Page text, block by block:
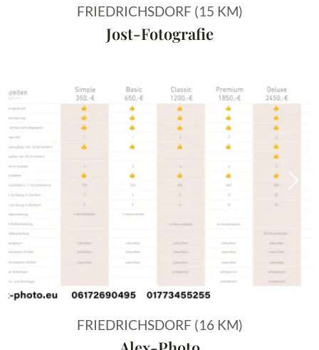
FRIEDRICHSDORF (15 KM)
Jost-Fotografie
Vorheriges Bild
FRIEDRICHSDORF (16 KM)